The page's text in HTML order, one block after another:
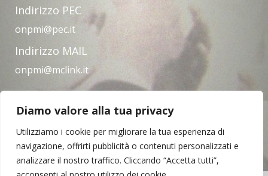
Diamo valore alla tua privacy
Utilizziamo i cookie per migliorare la tua esperienza di
navigazione, offrirti pubblicità o contenuti personalizzati e
analizzare il nostro traffico. Cliccando “Accetta tutti”,
Indirizzo PEC
onpmi@pec.it
Indirizzo MAIL
onpmi@mclink.it
Amministrazione trasparente
Privacy Policy
Note legali
Contatti